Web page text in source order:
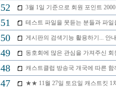
52 3월 1일 기준으로 회원 포인트
51 테스트 파일을 못듣는 분들과 파
50 게시판의 검색기능 활용하기... 안
49 동호회에 많은 관심을 가져주신
48 캐스트클럽 방송국 개국에 따른
47 ★★ 11월 27일 토요일 캐스트킷